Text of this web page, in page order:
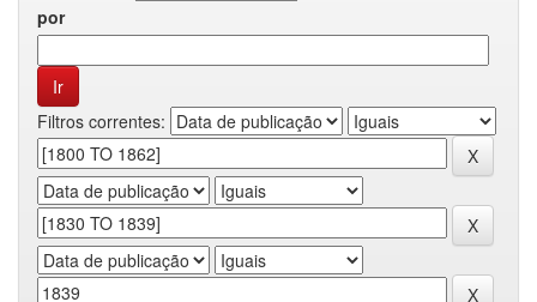
por
Filtros correntes: